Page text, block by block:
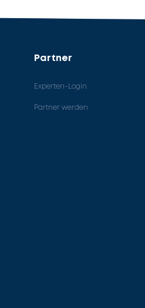
Partner
Experten-Login
Partner werden